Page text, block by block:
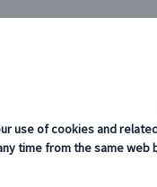
！日本語アシ